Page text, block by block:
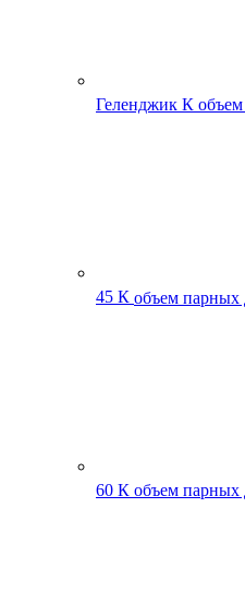
Геленджик К
45 К объем парных
60 К объем парных